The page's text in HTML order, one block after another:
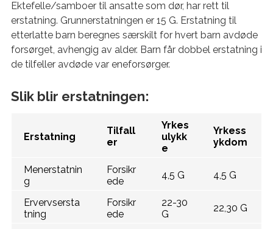
Ektefelle/samboer til ansatte som dør, har rett til
erstatning. Grunnerstatningen er 15 G. Erstatning til
etterlatte barn beregnes særskilt for hvert barn avdøde
forsørget, avhengig av alder. Barn får dobbel erstatning i
de tilfeller avdøde var eneforsørger.
Slik blir erstatningen:
Erstatning
Tilfall
er
Yrkes
ulykk
e
Yrkess
ykdom
Menerstatnin
g
Forsikr
ede
4,5 G 4,5 G
Ervervsersta
tning
Forsikr
ede
22-30
G
22,30 G